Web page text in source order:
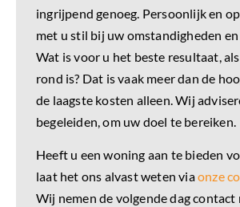
ingrijpend genoeg. Persoonlijk en
met u stil bij uw omstandigheden en
Wat is voor u het beste resultaat,
rond is? Dat is vaak meer dan de
de laagste kosten alleen. Wij
begeleiden, om uw doel te bereiken.
Heeft u een woning aan te bieden
laat het ons alvast weten viaonze
Wij nemen de volgende dag contact